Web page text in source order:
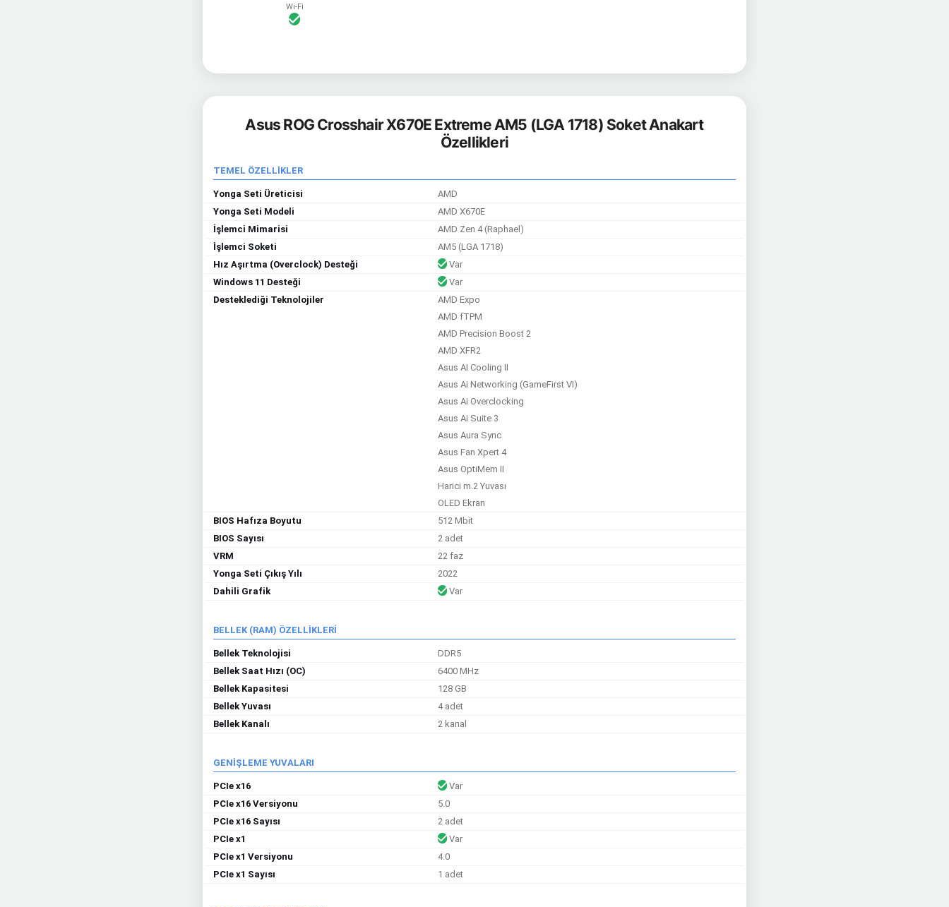
Wi-Fi
Asus ROG Crosshair X670E Extreme AM5 (LGA 1718) Soket Anakart
Özellikleri
TEMEL ÖZELLİKLER
Yonga Seti Üreticisi
AMD
Yonga Seti Modeli
AMD X670E
İşlemci Mimarisi
AMD Zen 4 (Raphael)
İşlemci Soketi
AM5 (LGA 1718)
Hız Aşırtma (Overclock) Desteği
Var
Windows 11 Desteği
Var
Desteklediği Teknolojiler
AMD Expo
AMD fTPM
AMD Precision Boost 2
AMD XFR2
Asus AI Cooling II
Asus Ai Networking (GameFirst VI)
Asus Ai Overclocking
Asus Ai Suite 3
Asus Aura Sync
Asus Fan Xpert 4
Asus OptiMem II
Harici m.2 Yuvası
OLED Ekran
BIOS Hafıza Boyutu
512 Mbit
BIOS Sayısı
2 adet
VRM
22 faz
Yonga Seti Çıkış Yılı
2022
Dahili Grafik
Var
BELLEK (RAM) ÖZELLİKLERİ
Bellek Teknolojisi
DDR5
Bellek Saat Hızı (OC)
6400 MHz
Bellek Kapasitesi
128 GB
Bellek Yuvası
4 adet
Bellek Kanalı
2 kanal
GENİŞLEME YUVALARI
PCIe x16
Var
PCIe x16 Versiyonu
5.0
PCIe x16 Sayısı
2 adet
PCIe x1
Var
PCIe x1 Versiyonu
4.0
PCIe x1 Sayısı
1 adet